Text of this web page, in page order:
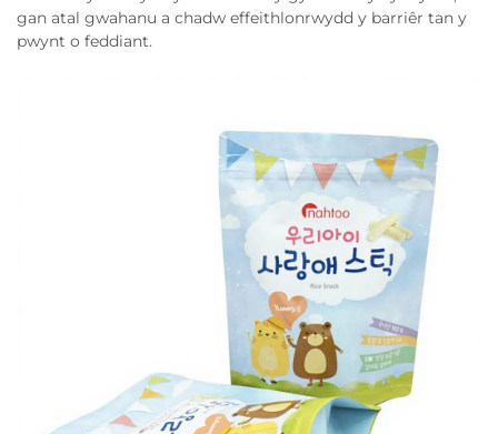
gan atal gwahanu a chadw effeithlonrwydd y barriêr tan y
pwynt o feddiant.